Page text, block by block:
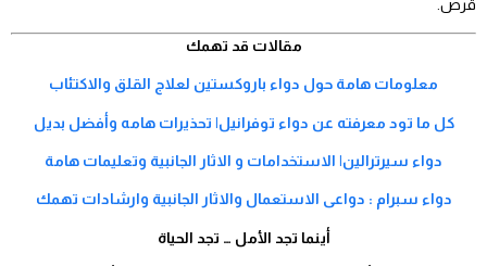
قرص.
مقالات قد تهمك
معلومات هامة حول دواء باروكستين لعلاج القلق والاكتئاب
كل ما تود معرفته عن دواء توفرانيل| تحذيرات هامه وأفضل بديل
دواء سيرترالين| الاستخدامات و الاثار الجانبية وتعليمات هامة
دواء سبرام : دواعى الاستعمال والاثار الجانبية وارشادات تهمك
أينما تجد الأمل … تجد الحياة